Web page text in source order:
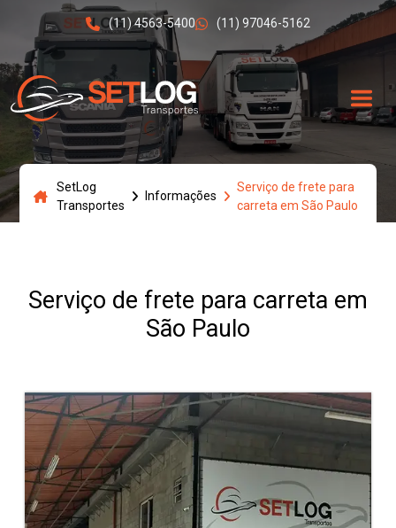
(11) 4563-5400 (11) 97046-5162
SetLog
Transportes
Informações
Serviço de frete para
carreta em São Paulo
Serviço de frete para carreta em
São Paulo